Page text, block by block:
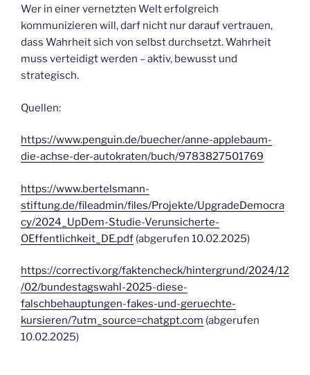
Wer in einer vernetzten Welt erfolgreich
kommunizieren will, darf nicht nur darauf vertrauen,
dass Wahrheit sich von selbst durchsetzt. Wahrheit
muss verteidigt werden – aktiv, bewusst und
strategisch.
Quellen:
https://www.penguin.de/buecher/anne-applebaum-
die-achse-der-autokraten/buch/9783827501769
https://www.bertelsmann-
stiftung.de/fileadmin/files/Projekte/UpgradeDemocra
cy/2024_UpDem-Studie-Verunsicherte-
OEffentlichkeit_DE.pdf (abgerufen 10.02.2025)
https://correctiv.org/faktencheck/hintergrund/2024/12
/02/bundestagswahl-2025-diese-
falschbehauptungen-fakes-und-geruechte-
kursieren/?utm_source=chatgpt.com (abgerufen
10.02.2025)